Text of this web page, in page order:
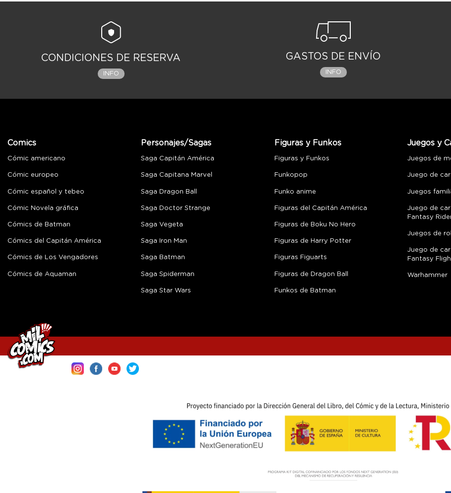
CONDICIONES DE RESERVA
INFO
GASTOS DE ENVÍO
INFO
Comics
Cómic americano
Cómic europeo
Cómic español y tebeo
Cómic Novela gráfica
Cómics de Batman
Cómics del Capitán América
Cómics de Los Vengadores
Cómics de Aquaman
Personajes/Sagas
Saga Capitán América
Saga Capitana Marvel
Saga Dragon Ball
Saga Doctor Strange
Saga Vegeta
Saga Iron Man
Saga Batman
Saga Spiderman
Saga Star Wars
Figuras y Funkos
Figuras y Funkos
Funkopop
Funko anime
Figuras del Capitán América
Figuras de Boku No Hero
Figuras de Harry Potter
Figuras Figuarts
Figuras de Dragon Ball
Funkos de Batman
Juegos y
Juegos de
Juego de
Juegos
Juego de
Fantasy
Juegos de rol
Juego de
Fantasy
Warhammer